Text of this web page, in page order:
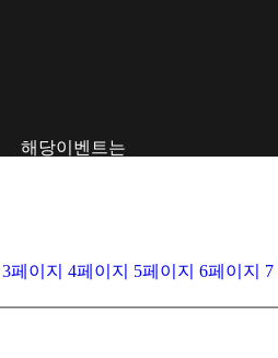
해당이벤트는
3페이지 4페이지 5페이지 6페이지
7